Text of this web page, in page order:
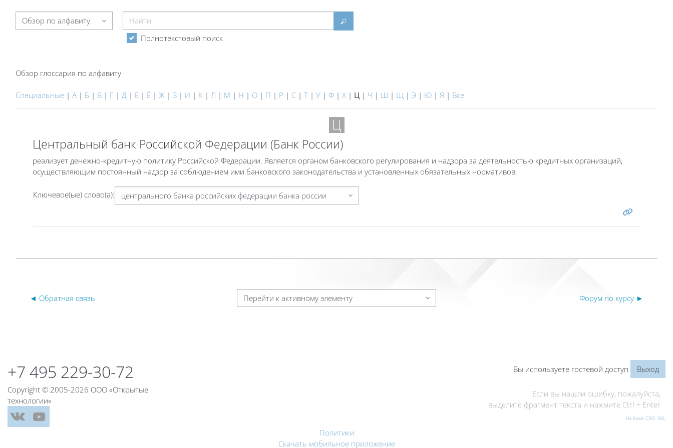
Обзор глоссария по алфавиту
Найти
Найти
Полнотекстовый поиск
Обзор глоссария по алфавиту
Специальные | А | Б | В | Г | Д | Е | Ё | Ж | З | И | К | Л | М | Н | О | П | Р | С | Т | У | Ф | Х | Ц | Ч | Ш | Щ | Э | Ю | Я | Все
Ц
Центральный банк Российской Федерации (Банк России)
реализует денежно-кредитную политику Российской Федерации. Является органом банковского регулирования и надзора за деятельностью кредитных организаций,
осуществляющим постоянный надзор за соблюдением ими банковского законодательства и установленных обязательных нормативов.
Ключевое(ые) слово(а):
◄ Обратная связь Перейти к активному элементу Форум по курсу ►
+7 495 229-30-72
Copyright © 2005-2026 ООО «Открытые
технологии»
Вы используете гостевой доступ Выход
Если вы нашли ошибку, пожалуйста,
выделите фрагмент текста и нажмите Ctrl + Enter
На базе СЭО 3KL
Политики
Скачать мобильное приложение